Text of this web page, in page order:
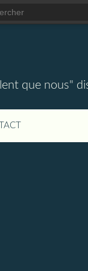
que nous"